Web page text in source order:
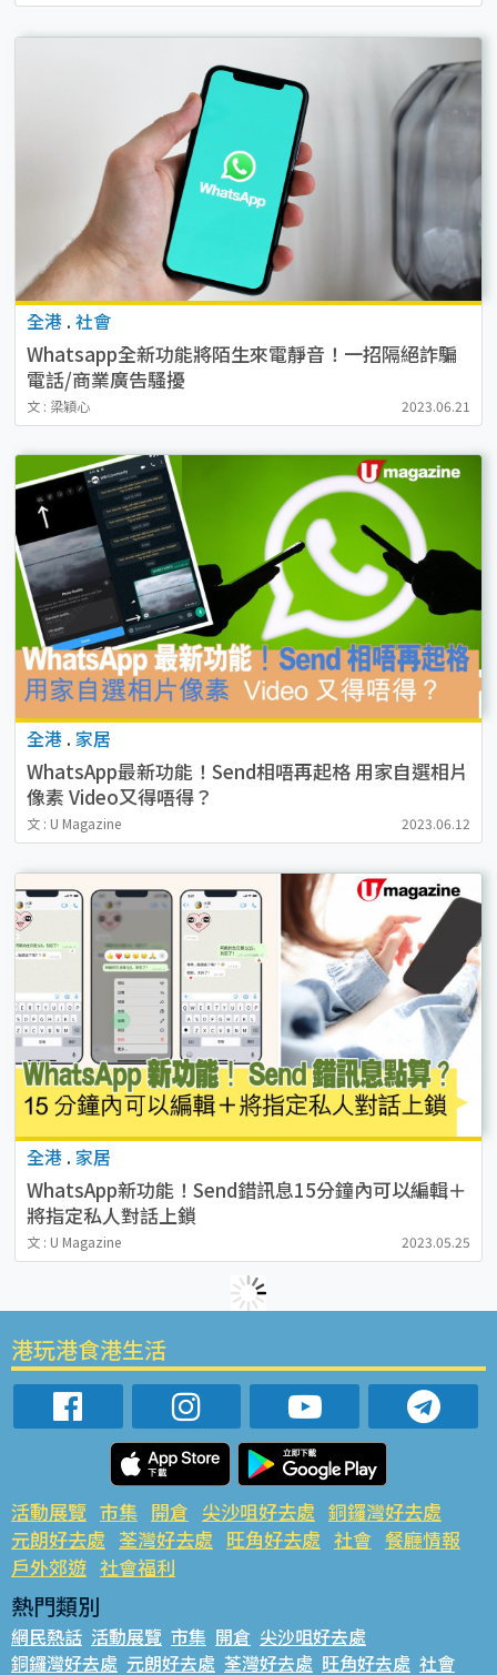
全港 . 社會
Whatsapp全新功能將陌生來電靜音！一招隔絕詐騙
電話/商業廣告騷擾
文 : 梁穎心 2023.06.21
全港 . 家居
WhatsApp最新功能！Send相唔再起格 用家自選相片
像素 Video又得唔得？
文 : U Magazine 2023.06.12
全港 . 家居
WhatsApp新功能！Send錯訊息15分鐘內可以編輯＋
將指定私人對話上鎖
文 : U Magazine 2023.05.25
港玩港食港生活
活動展覽 市集 開倉 尖沙咀好去處 銅鑼灣好去處
元朗好去處 荃灣好去處 旺角好去處 社會 餐廳情報
戶外郊遊 社會福利
熱門類別
網民熱話 活動展覽 市集 開倉 尖沙咀好去處
銅鑼灣好去處 元朗好去處 荃灣好去處 旺角好去處 社會